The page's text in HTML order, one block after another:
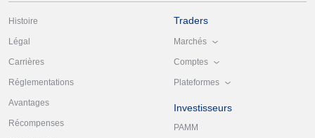
Histoire
Légal
Carrières
Réglementations
Avantages
Récompenses
Traders
Marchés
Comptes
Plateformes
Investisseurs
PAMM